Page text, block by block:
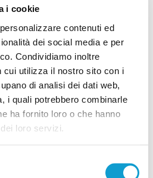
i cookie
contenuti ed
dei social media e per
Condividiamo inoltre
cui utilizza il nostro sito con i
di analisi dei dati web,
i quali potrebbero combinarle
ha fornito loro o che hanno
loro servizi.
- Super ospiti per il